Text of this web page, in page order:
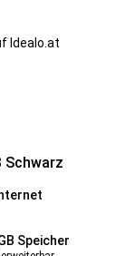
Idealo.at
Schwarz
Speicher